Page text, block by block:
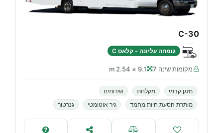
C-30
גומחה עליונה - קלאס C
מקומות שינה 7 9.1 × 2.54 m
מזגן קדמי מקלחת
שירותים
מותרת הסעת חיות מחמד
גיר אוטומטי גנרטור